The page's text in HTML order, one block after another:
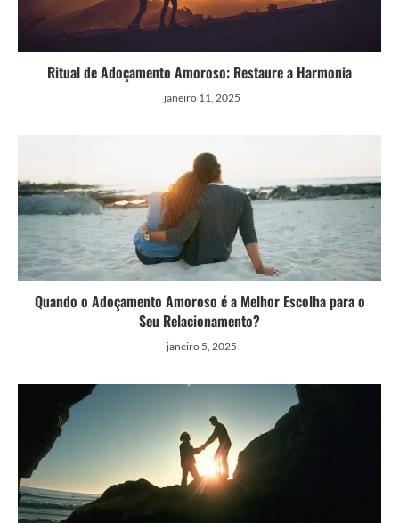
Ritual de Adoçamento Amoroso: Restaure a Harmonia
janeiro 11, 2025
Quando o Adoçamento Amoroso é a Melhor Escolha para o
Seu Relacionamento?
janeiro 5, 2025